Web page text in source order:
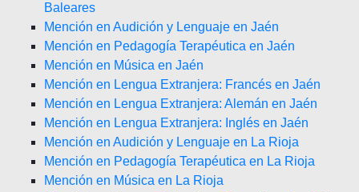
Baleares
Mención en Audición y Lenguaje en Jaén
Mención en Pedagogía Terapéutica en Jaén
Mención en Música en Jaén
Mención en Lengua Extranjera: Francés en Jaén
Mención en Lengua Extranjera: Alemán en Jaén
Mención en Lengua Extranjera: Inglés en Jaén
Mención en Audición y Lenguaje en La Rioja
Mención en Pedagogía Terapéutica en La Rioja
Mención en Música en La Rioja